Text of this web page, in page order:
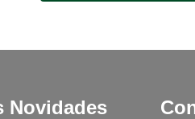
Novidades